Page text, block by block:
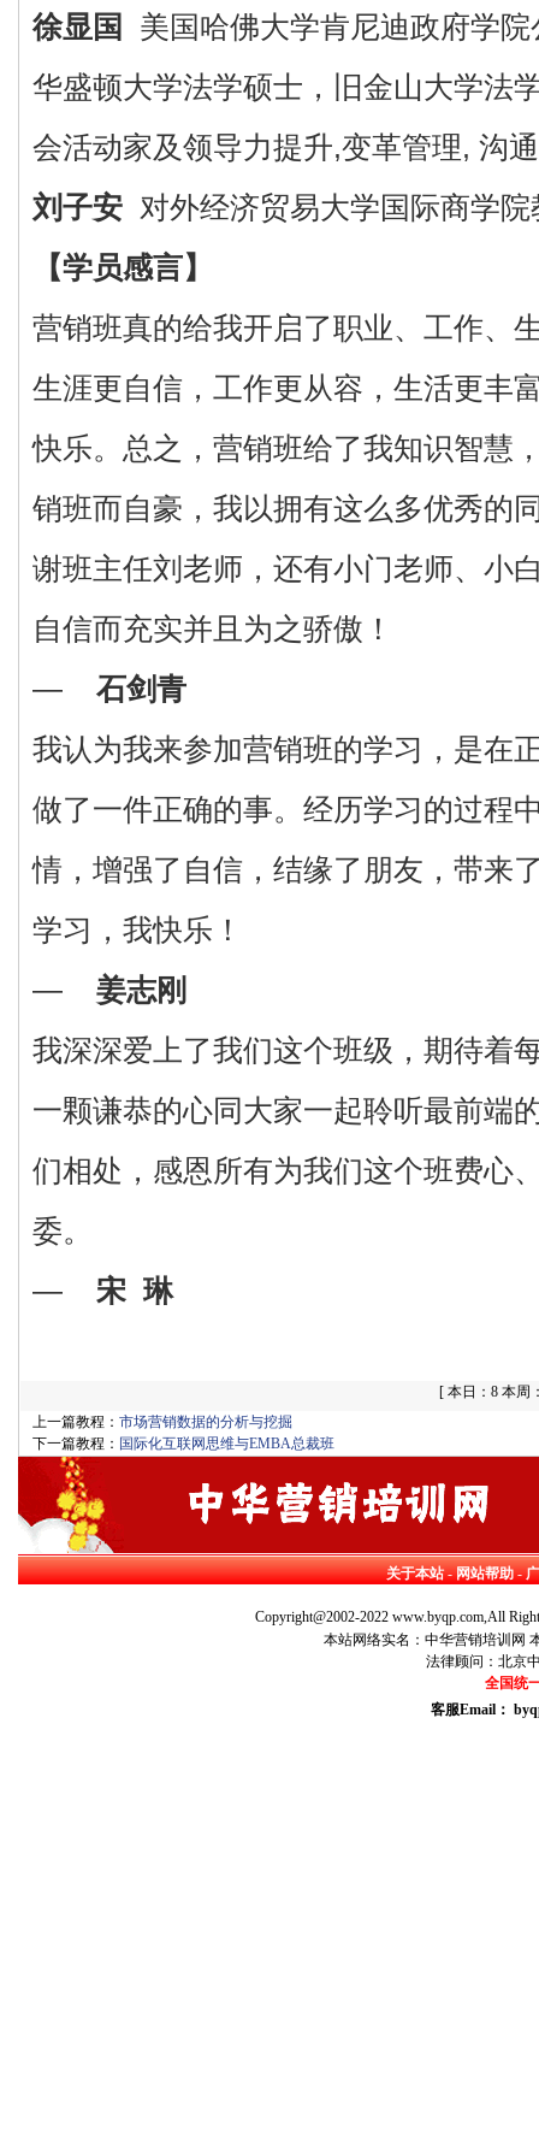
徐显国 美国哈佛大学肯尼迪政府学
华盛顿大学法学硕士，旧金山大学法
会活动家及领导力提升,变革管理, 沟
刘子安 对外经济贸易大学国际商学
【学员感言】
营销班真的给我开启了职业、工作、
生涯更自信，工作更从容，生活更丰
快乐。总之，营销班给了我知识智慧
销班而自豪，我以拥有这么多优秀的
谢班主任刘老师，还有小门老师、
自信而充实并且为之骄傲！
— 石剑青
我认为我来参加营销班的学习，是在
做了一件正确的事。经历学习的过程
情，增强了自信，结缘了朋友，带来
学习，我快乐！
— 姜志刚
我深深爱上了我们这个班级，期待着
一颗谦恭的心同大家一起聆听最前端
们相处，感恩所有为我们这个班费心
委。
— 宋 琳
[ 本日：8 本周
上一篇教程： 市场营销数据的分析与挖掘
下一篇教程： 国际化互联网思维与EMBA总裁班
关于本站 - 网站帮助 -
Copyright@2002-2022 www.byqp.com,All
本站网络实名：中华营销培训网
法律顾问：北
全国统
客服Email：